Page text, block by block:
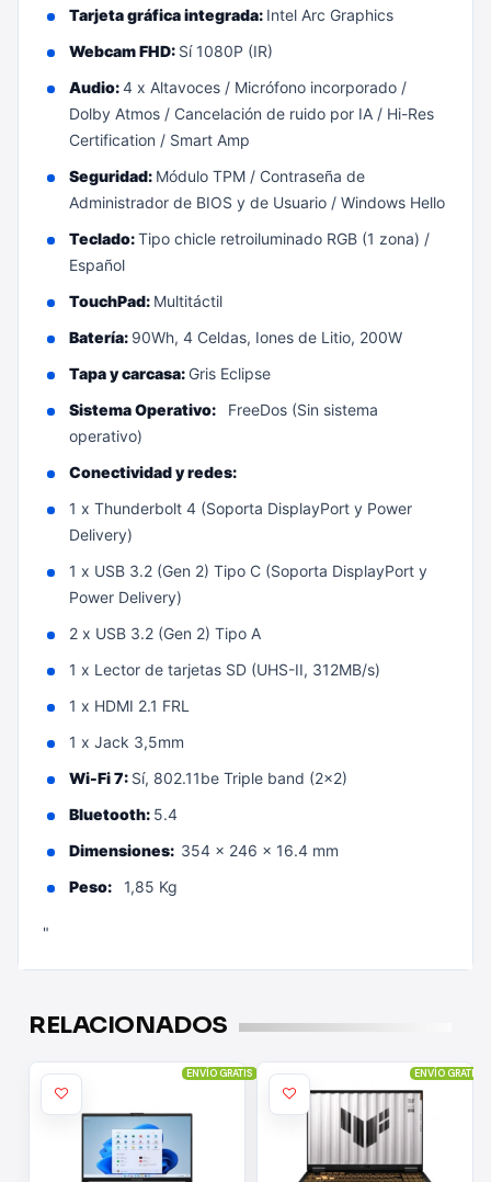
Tarjeta gráfica integrada: Intel Arc Graphics
Webcam FHD: Sí 1080P (IR)
Audio:4 x Altavoces / Micrófono incorporado /
Dolby Atmos / Cancelación de ruido por IA / Hi-Res
Certification / Smart Amp
Seguridad: Módulo TPM / Contraseña de
Administrador de BIOS y de Usuario / Windows Hello
Teclado:Tipo chicle retroiluminado RGB (1 zona) /
Español
TouchPad: Multitáctil
Batería: 90Wh, 4 Celdas, Iones de Litio, 200W
Tapa y carcasa: Gris Eclipse
Sistema Operativo:
FreeDos (Sin sistema
operativo)
Conectividad y redes:
1 x Thunderbolt 4 (Soporta DisplayPort y Power
Delivery)
1 x USB 3.2 (Gen 2) Tipo C (Soporta DisplayPort y
Power Delivery)
2 x USB 3.2 (Gen 2) Tipo A
1 x Lector de tarjetas SD (UHS-II, 312MB/s)
1 x HDMI 2.1 FRL
1 x Jack 3,5mm
Wi-Fi 7: Sí, 802.11be Triple band (2x2)
Bluetooth: 5.4
Dimensiones: 354 x 246 x 16.4 mm
Peso:
1,85 Kg
"
RELACIONADOS
ENVÍO GRATIS ENVÍO GRATIS